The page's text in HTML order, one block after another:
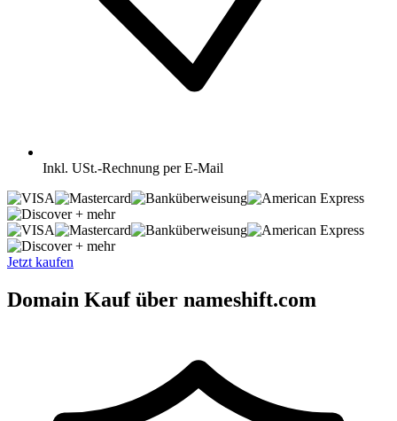
Inkl. USt.-Rechnung per E-Mail
+ mehr
+ mehr
Jetzt kaufen
Domain Kauf über nameshift.com